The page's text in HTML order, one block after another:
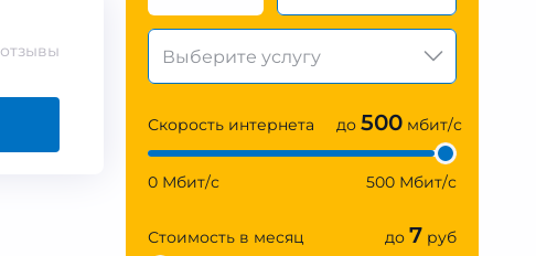
отзывы
Скорость интернета до 500 мбит/с
0 Мбит/с 500 Мбит/с
Стоимость в месяц до 7 руб